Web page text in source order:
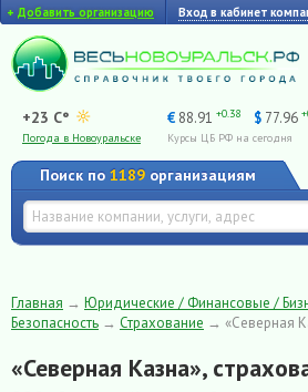
+ Добавить организацию Вход в кабинет
+23 C°
Погода в Новоуральске
€ 88.91 +0.38 $ 77.96
Курсы ЦБ РФ на сегодня
Поиск по 1189 организациям
Главная → Юридические / Финансовые /
Безопасность → Страхование → «Северная
«Северная Казна»,